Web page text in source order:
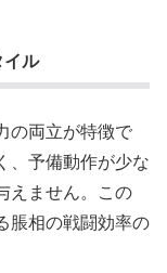
イル
の両立が特徴で
、予備動作が少な
えません。この
脹相の戦闘効率の